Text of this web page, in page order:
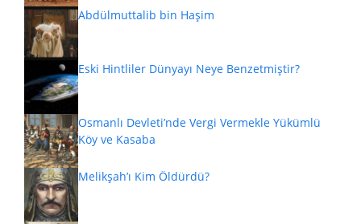
Abdülmuttalib bin Haşim
Eski Hintliler Dünyayı Neye Benzetmiştir?
Osmanlı Devleti’nde Vergi Vermekle Yükümlü
Köy ve Kasaba
Melikşah’ı Kim Öldürdü?